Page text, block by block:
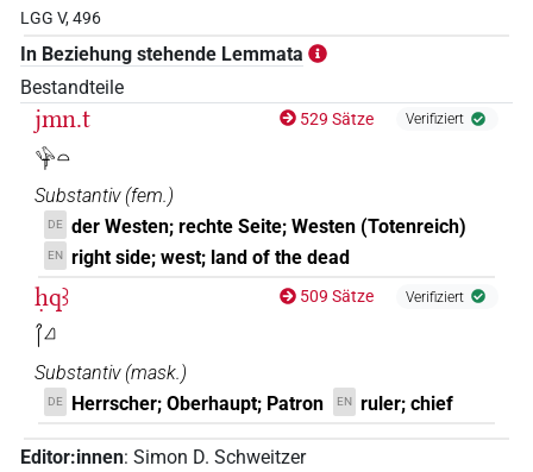
LGG V, 496
In Beziehung stehende Lemmata
Bestandteile
jmn.t
𓊿𓏏
529 Sätze Verifiziert
Substantiv (fem.)
DE der Westen; rechte Seite; Westen (Totenreich)
EN right side; west; land of the dead
ḥqꜣ
𓋾𓈎
509 Sätze Verifiziert
Substantiv (mask.)
DE Herrscher; Oberhaupt; Patron EN ruler; chief
Editor:innen: Simon D. Schweitzer